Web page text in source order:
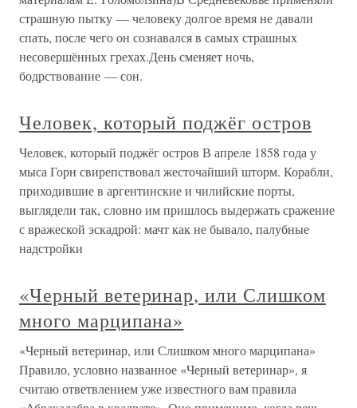
страшную пытку — человеку долгое время не давали
спать, после чего он сознавался в самых страшных
несовершённых грехах.День сменяет ночь,
бодрствование — сон.
Человек, который поджёг остров
Человек, который поджёг остров В апреле 1858 года у
мыса Горн свирепствовал жесточайший шторм. Корабли,
приходившие в аргентинские и чилийские порты,
выглядели так, словно им пришлось выдержать сражение
с вражеской эскадрой: мачт как не бывало, палубные
надстройки
«Черный ветеринар, или Слишком
много марципана»
«Черный ветеринар, или Слишком много марципана»
Правило, условно названное «Черный ветеринар», я
считаю ответвлением уже известного вам правила